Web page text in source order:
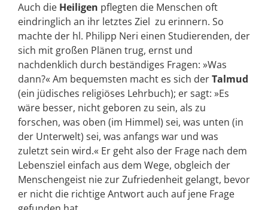
Auch die Heiligen pflegten die Menschen oft
eindringlich an ihr letztes Ziel zu erinnern. So
machte der hl. Philipp Neri einen Studierenden, der
sich mit großen Plänen trug, ernst und
nachdenklich durch beständiges Fragen: »Was
dann?« Am bequemsten macht es sich derTalmud
(ein jüdisches religiöses Lehrbuch); er sagt: »Es
wäre besser, nicht geboren zu sein, als zu
forschen, was oben (im Himmel) sei, was unten (in
der Unterwelt) sei, was anfangs war und was
zuletzt sein wird.« Er geht also der Frage nach dem
Lebensziel einfach aus dem Wege, obgleich der
Menschengeist nie zur Zufriedenheit gelangt, bevor
er nicht die richtige Antwort auch auf jene Frage